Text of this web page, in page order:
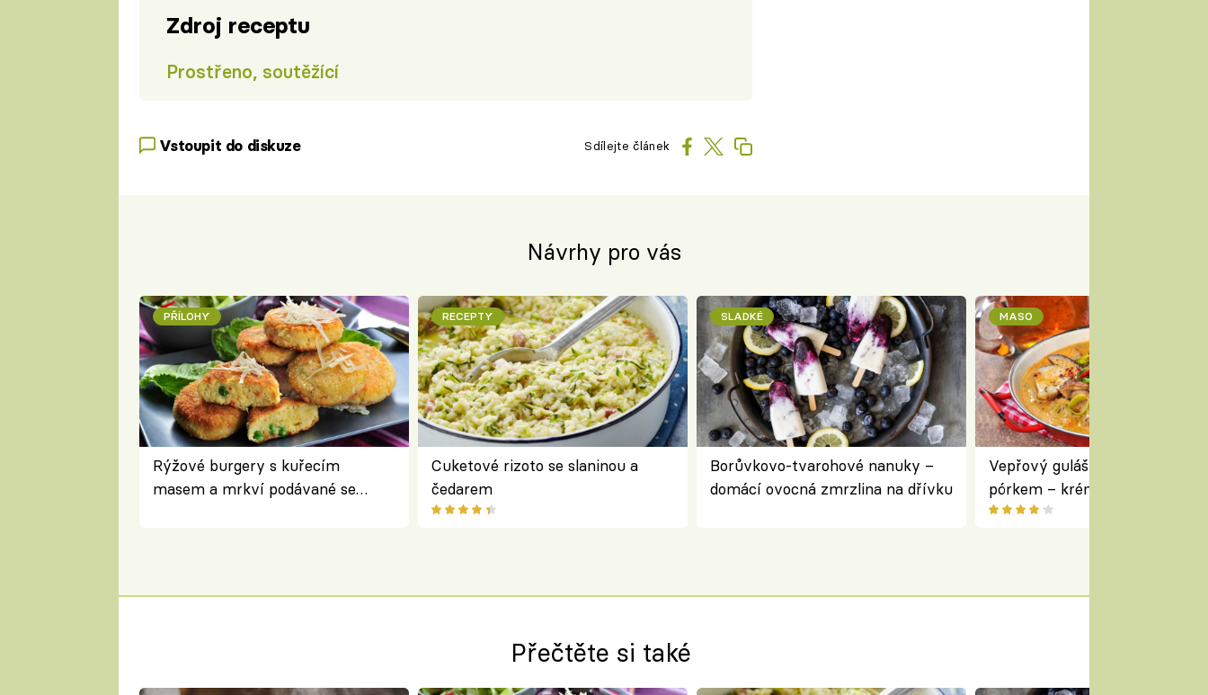
Zdroj receptu
Prostřeno, soutěžící
Vstoupit do diskuze Sdílejte článek
Návrhy pro vás
PŘÍLOHY
Rýžové burgery s kuřecím
masem a mrkví podávané se
RECEPTY
Cuketové rizoto se slaninou a
čedarem
SLADKÉ
Borůvkovo-tvarohové nanuky –
domácí ovocná zmrzlina na dřívku
MASO
Vepřový guláš s houbami a
pórkem – krémový a voňavý
pokrm z jednoho hrnce
Přečtěte si také